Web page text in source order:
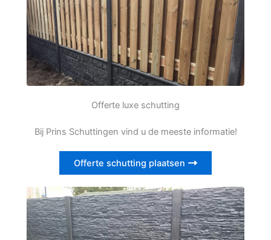
Offerte luxe schutting
Bij Prins Schuttingen vind u de meeste informatie!
Offerte schutting plaatsen